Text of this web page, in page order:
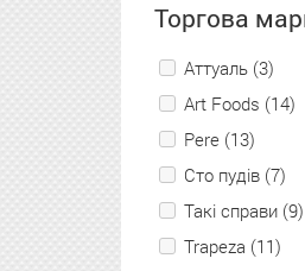
Торгова
Аттуаль (3)
Art Foods (14)
Pere (13)
Сто пудів (7)
Такі справи (9)
Trapeza (11)